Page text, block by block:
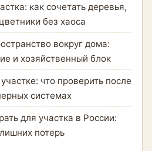
как сочетать деревья,
без хаоса
вокруг дома:
и хозяйственный блок
что проверить после
системах
для участка в России:
потерь